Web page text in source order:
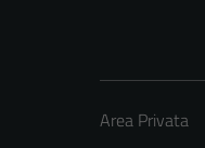
Area Privata